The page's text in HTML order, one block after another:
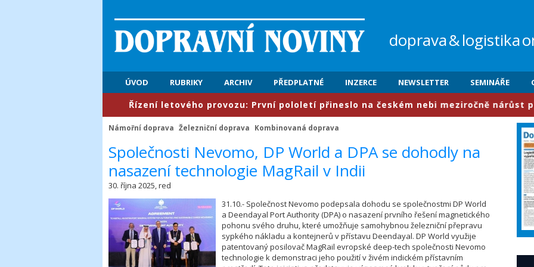
doprava&logistika
ÚVOD RUBRIKY ARCHIV PŘEDPLATNÉ INZERCE NEWSLETTER SEMINÁŘE
​Řízení letového provozu: První pololetí přineslo na českém nebi meziročně nárůst provozu o
Námořní doprava Železniční doprava Kombinovaná doprava
​Společnosti Nevomo, DP World a DPA se dohodly na
nasazení technologie MagRail v Indii
30. října 2025, red
31.10.- Společnost Nevomo podepsala dohodu se společnostmi DP World
a Deendayal Port Authority (DPA) o nasazení prvního řešení magnetického
pohonu svého druhu, které umožňuje samohybnou železniční přepravu
sypkého nákladu a kontejnerů v přístavu Deendayal. DP World využije
patentovaný posilovač MagRail evropské deep-tech společnosti Nevomo
technologie k demonstraci jeho použití v živém indickém přístavním